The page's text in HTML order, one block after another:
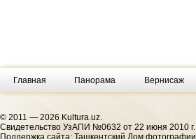
Главная Панорама Вернисаж
© 2011 — 2026 Kultura.uz.
Cвидетельство УзАПИ №0632 от 22 июня 2010 г.
Поддержка сайта: Ташкентский Дом фотографии